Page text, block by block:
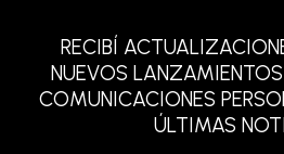
RECIBÍ
NUEVOS
COMUNICACIONES
ÚLTIMAS